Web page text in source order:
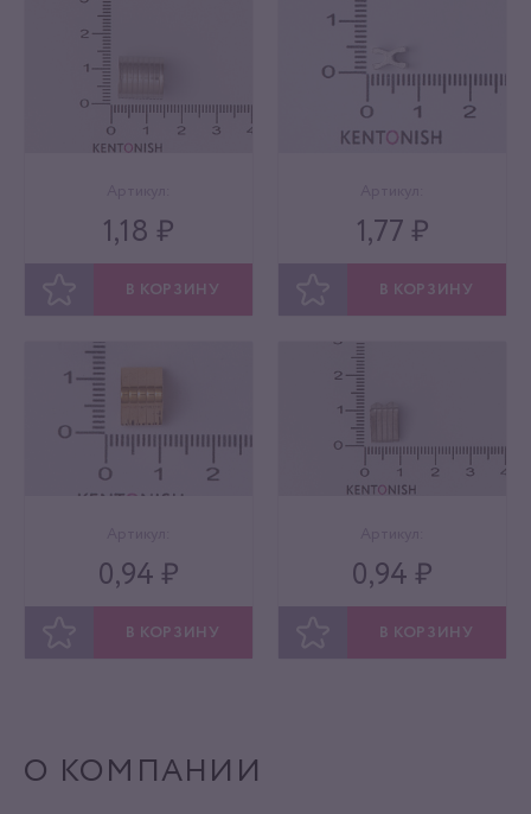
1,18 ₽
В КОРЗИНУ
1,77 ₽
В КОРЗИНУ
0,94 ₽
В КОРЗИНУ
0,94 ₽
В КОРЗИНУ
О КОМПАНИИ